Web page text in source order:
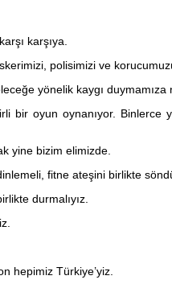
karşıya.
polisimizi ve
yönelik kaygı duymamıza
bir oyun oynanıyor. Binlerce
yine bizim elimizde.
fitne ateşini birlikte
durmalıyız.
hepimiz Türkiye’yiz.